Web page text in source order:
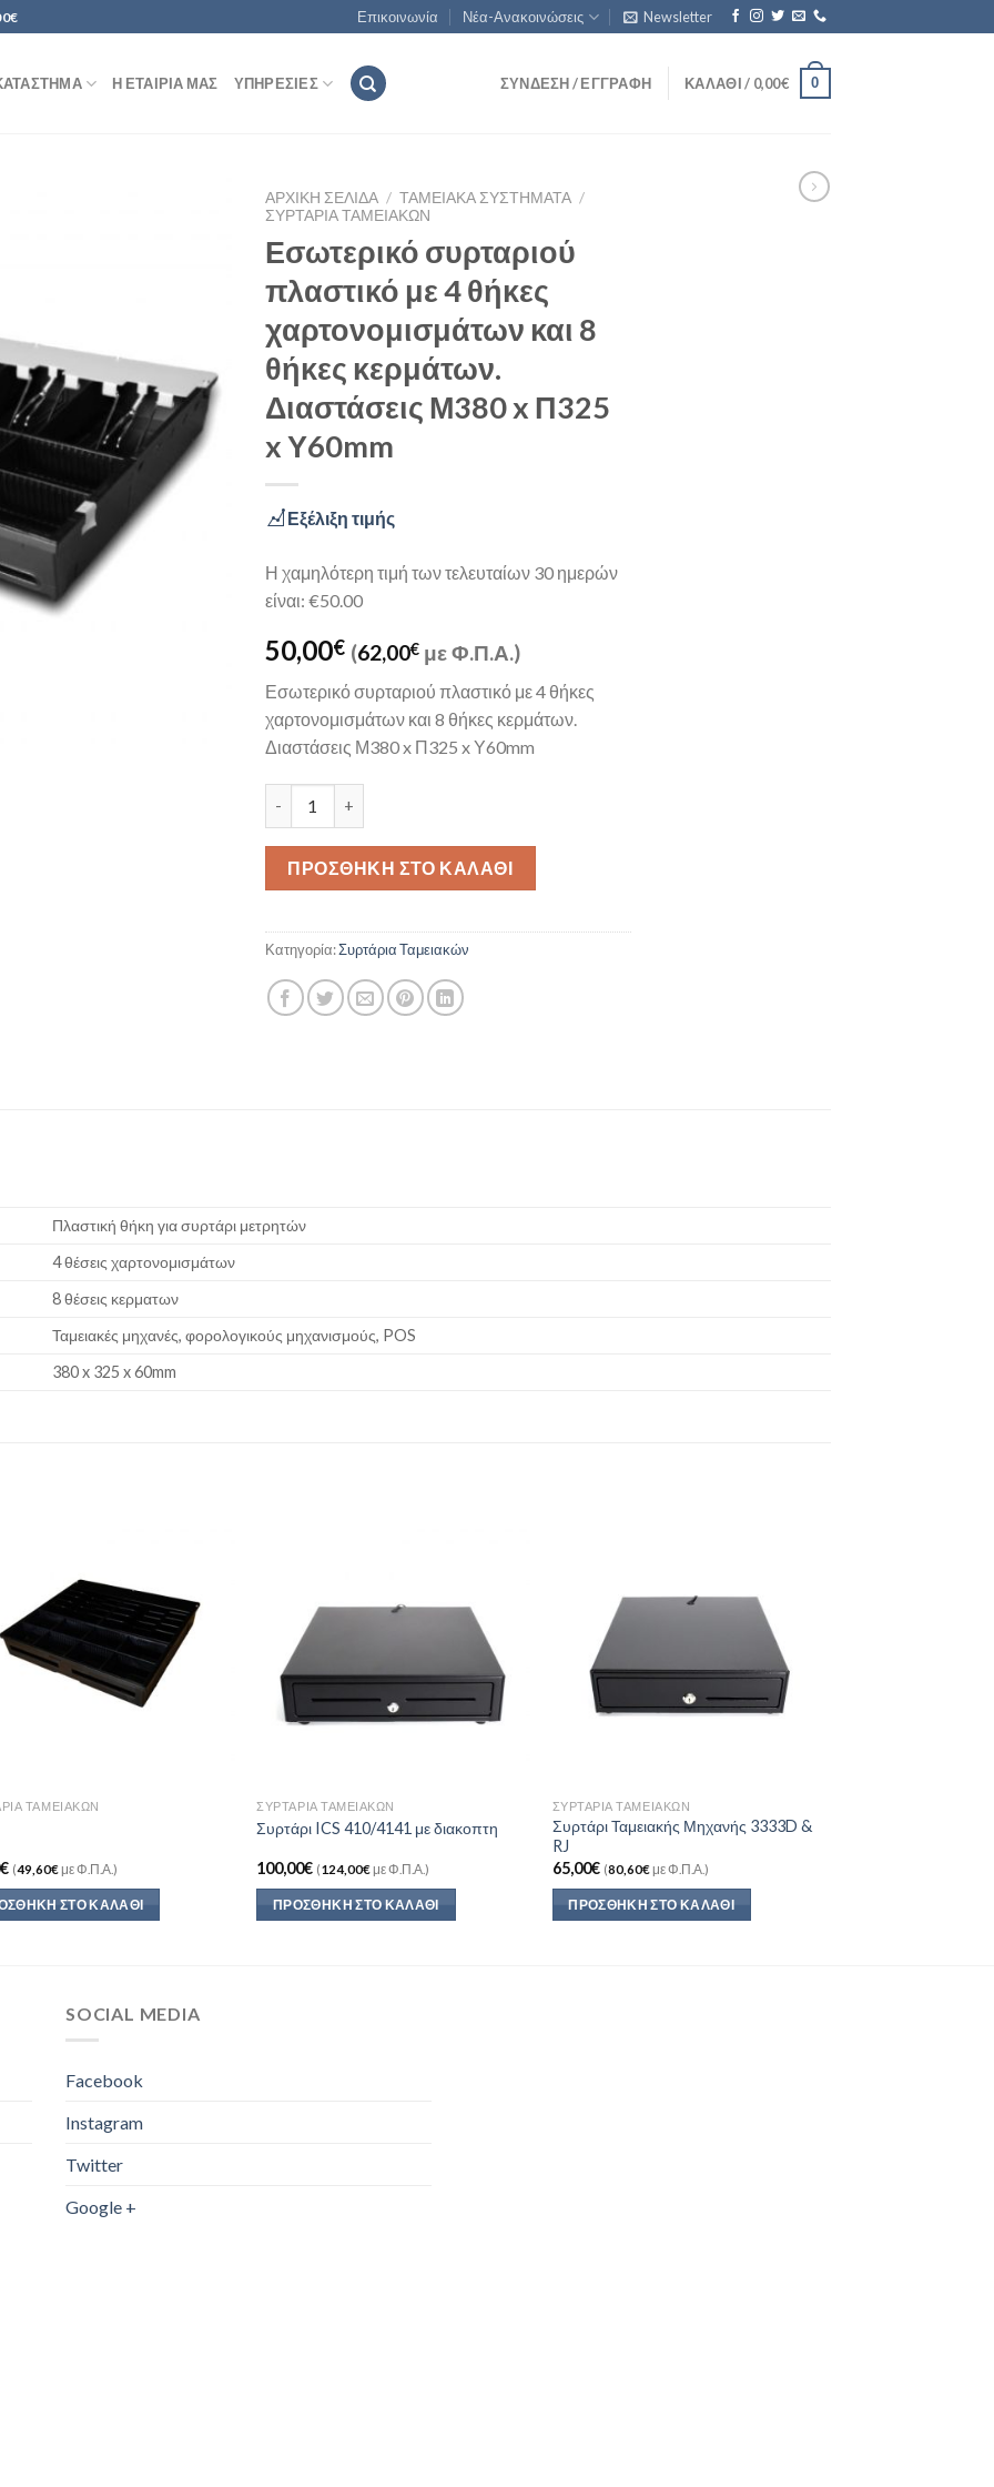
Επικοινωνία Νέα-Ανακοινώσεις Newsletter
Η ΕΤΑΙΡΊΑ ΜΑΣ ΥΠΗΡΕΣΊΕΣ ΣΎΝΔΕΣΗ / ΕΓΓΡΑΦΉ ΚΑΛΆΘΙ / 0,00€ 0
ΑΡΧΙΚΉ ΣΕΛΊΔΑ / ΤΑΜΕΙΑΚΆ ΣΥΣΤΉΜΑΤΑ /
ΣΥΡΤΆΡΙΑ ΤΑΜΕΙΑΚΏΝ
Εσωτερικό συρταριού
πλαστικό με 4 θήκες
χαρτονομισμάτων και 8
θήκες κερμάτων.
Διαστάσεις Μ380 x Π325
x Υ60mm
Εξέλιξη τιμής
Η χαμηλότερη τιμή των τελευταίων 30 ημερών
είναι: €50.00
50,00€ (62,00€ με Φ.Π.Α.)
Εσωτερικό συρταριού πλαστικό με 4 θήκες
χαρτονομισμάτων και 8 θήκες κερμάτων.
Διαστάσεις Μ380 x Π325 x Υ60mm
ΠΡΟΣΘΉΚΗ ΣΤΟ ΚΑΛΆΘΙ
Κατηγορία:Συρτάρια Ταμειακών
Πλαστική θήκη για συρτάρι μετρητών
4 θέσεις χαρτονομισμάτων
8 θέσεις κερματων
Ταμειακές μηχανές, φορολογικούς μηχανισμούς, POS
380 x 325 x 60mm
Add to
Wishlist
ΤΑΜΕΙΑΚΏΝ
€ (49,60€με Φ.Π.Α.)
ΣΤΟ ΚΑΛΆΘΙ
Add to
Wishlist
ΣΥΡΤΆΡΙΑ ΤΑΜΕΙΑΚΏΝ
Συρτάρι ICS 410/4141 με διακοπτη
100,00€ (124,00€με Φ.Π.Α.)
ΠΡΟΣΘΉΚΗ ΣΤΟ ΚΑΛΆΘΙ
Add to
Wishlist
ΣΥΡΤΆΡΙΑ ΤΑΜΕΙΑΚΏΝ
Συρτάρι Ταμειακής Μηχανής 3333D &
RJ
65,00€ (80,60€με Φ.Π.Α.)
ΠΡΟΣΘΉΚΗ ΣΤΟ ΚΑΛΆΘΙ
SOCIAL MEDIA
Facebook
Instagram
Twitter
Google +